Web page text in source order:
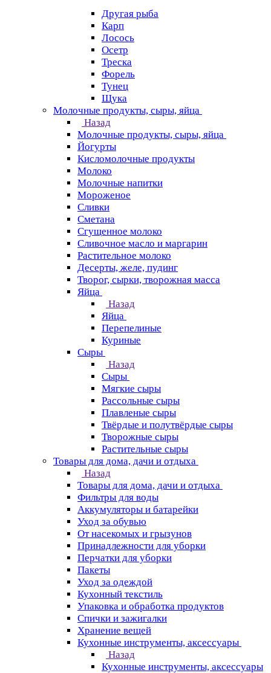
Другая рыба
Карп
Лосось
Осетр
Треска
Форель
Тунец
Щука
Молочные продукты, сыры, яйца
Назад
Молочные продукты, сыры, яйца
Йогурты
Кисломолочные продукты
Молоко
Молочные напитки
Мороженое
Сливки
Сметана
Сгущенное молоко
Сливочное масло и маргарин
Растительное молоко
Десерты, желе, пудинг
Творог, сырки, творожная масса
Яйца
Назад
Яйца
Перепелиные
Куриные
Сыры
Назад
Сыры
Мягкие сыры
Рассольные сыры
Плавленые сыры
Твёрдые и полутвёрдые сыры
Творожные сыры
Растительные сыры
Товары для дома, дачи и отдыха
Назад
Товары для дома, дачи и отдыха
Фильтры для воды
Аккумуляторы и батарейки
Уход за обувью
От насекомых и грызунов
Принадлежности для уборки
Перчатки для уборки
Пакеты
Уход за одеждой
Кухонный текстиль
Упаковка и обработка продуктов
Спички и зажигалки
Хранение вещей
Кухонные инструменты, аксессуары
Назад
Кухонные инструменты, аксессуары